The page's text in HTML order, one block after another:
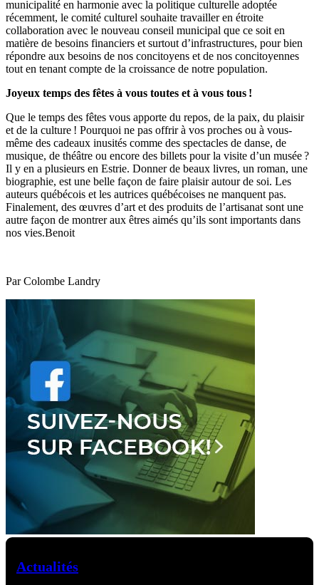
municipalité en harmonie avec la politique culturelle adoptée
récemment, le comité culturel souhaite travailler en étroite
collaboration avec le nouveau conseil municipal que ce soit en
matière de besoins financiers et surtout d’infrastructures, pour bien
répondre aux besoins de nos concitoyens et de nos concitoyennes
tout en tenant compte de la croissance de notre population.
Joyeux temps des fêtes à vous toutes et à vous tous !
Que le temps des fêtes vous apporte du repos, de la paix, du plaisir
et de la culture ! Pourquoi ne pas offrir à vos proches ou à vous-
même des cadeaux inusités comme des spectacles de danse, de
musique, de théâtre ou encore des billets pour la visite d’un musée ?
Il y en a plusieurs en Estrie. Donner de beaux livres, un roman, une
biographie, est une belle façon de faire plaisir autour de soi. Les
auteurs québécois et les autrices québécoises ne manquent pas.
Finalement, des œuvres d’art et des produits de l’artisanat sont une
autre façon de montrer aux êtres aimés qu’ils sont importants dans
nos vies.Benoit
Par Colombe Landry
Actualités